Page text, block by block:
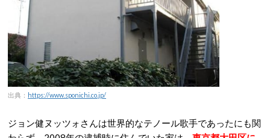
出典： https://www.sponichi.co.jp/
ジョン健ヌッツォさんは世界的なテノール歌手であったにも関